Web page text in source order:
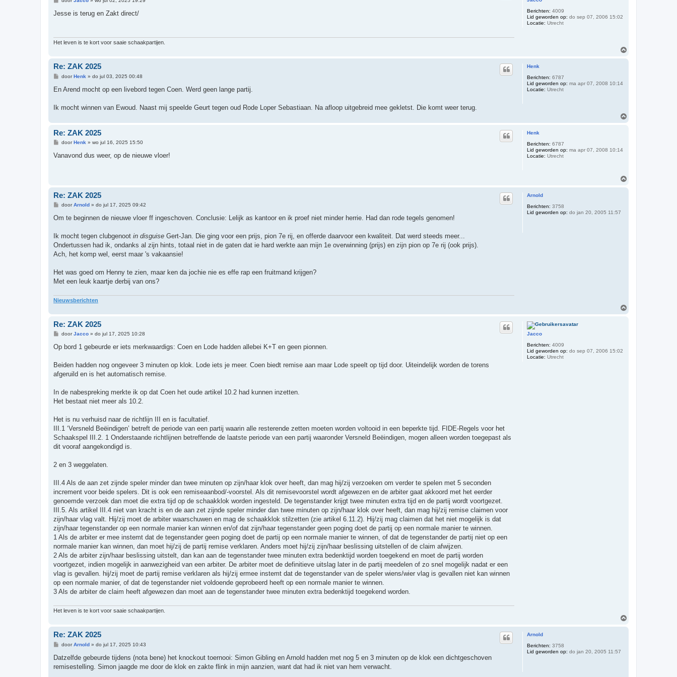
Berichten: 4009
Lid geworden op: do sep 07, 2006 15:02
Locatie: Utrecht
r
Jesse is terug en Zakt direct/
Het leven is te kort voor saaie schaakpartijen.
Henk
Berichten: 6787
Lid geworden op: ma apr 07, 2008 10:14
Locatie: Utrecht
Re: ZAK 2025
B
r
h
doorHenk » do jul 03, 2025 00:48
En Arend mocht op een livebord tegen Coen. Werd geen lange partij.
Ik mocht winnen van Ewoud. Naast mij speelde Geurt tegen oud Rode Loper Sebastiaan. Na afloop uitgebreid mee gekletst. Die komt weer terug.
Henk
Berichten: 6787
Lid geworden op: ma apr 07, 2008 10:14
Locatie: Utrecht
Re: ZAK 2025
B
r
doorHenk» wo jul 16, 2025 15:50
Vanavond dus weer, op de nieuwe vloer!
Arnold
Berichten: 3758
Lid geworden op: do jan 20, 2005 11:57
Re: ZAK 2025
B
r
h
doorArnold» do jul 17, 2025 09:42
Om te beginnen de nieuwe vloer ff ingeschoven. Conclusie: Lelijk as kantoor en ik proef niet minder herrie. Had dan rode tegels genomen!
Ik mocht tegen clubgenoot in disguise Gert-Jan. Die ging voor een prijs, pion 7e rij, en offerde daarvoor een kwaliteit. Dat werd steeds meer...
Ondertussen had ik, ondanks al zijn hints, totaal niet in de gaten dat ie hard werkte aan mijn 1e overwinning (prijs) en zijn pion op 7e rij (ook prijs).
Ach, het komp wel, eerst maar 's vakaansie!
Het was goed om Henny te zien, maar ken da jochie nie es effe rap een fruitmand krijgen?
Met een leuk kaartje derbij van ons?
Nieuwsberichten
Jacco
Berichten: 4009
Lid geworden op: do sep 07, 2006 15:02
Locatie: Utrecht
Re: ZAK 2025
B
r
i
h
doorJacco» do jul 17, 2025 10:28
Op bord 1 gebeurde er iets merkwaardigs: Coen en Lode hadden allebei K+T en geen pionnen.
Beiden hadden nog ongeveer 3 minuten op klok. Lode iets je meer. Coen biedt remise aan maar Lode speelt op tijd door. Uiteindelijk worden de torens
afgeruild en is het automatisch remise.
In de nabespreking merkte ik op dat Coen het oude artikel 10.2 had kunnen inzetten.
Het bestaat niet meer als 10.2.
Het is nu verhuisd naar de richtlijn III en is facultatief.
III.1 ‘Versneld Beëindigen’ betreft de periode van een partij waarin alle resterende zetten moeten worden voltooid in een beperkte tijd. FIDE-Regels voor het
Schaakspel III.2. 1 Onderstaande richtlijnen betreffende de laatste periode van een partij waaronder Versneld Beëindigen, mogen alleen worden toegepast als
dit vooraf aangekondigd is.
2 en 3 weggelaten.
III.4 Als de aan zet zijnde speler minder dan twee minuten op zijn/haar klok over heeft, dan mag hij/zij verzoeken om verder te spelen met 5 seconden
increment voor beide spelers. Dit is ook een remiseaanbod/-voorstel. Als dit remisevoorstel wordt afgewezen en de arbiter gaat akkoord met het eerder
genoemde verzoek dan moet die extra tijd op de schaakklok worden ingesteld. De tegenstander krijgt twee minuten extra tijd en de partij wordt voortgezet.
III.5. Als artikel III.4 niet van kracht is en de aan zet zijnde speler minder dan twee minuten op zijn/haar klok over heeft, dan mag hij/zij remise claimen voor
zijn/haar vlag valt. Hij/zij moet de arbiter waarschuwen en mag de schaakklok stilzetten (zie artikel 6.11.2). Hij/zij mag claimen dat het niet mogelijk is dat
zijn/haar tegenstander op een normale manier kan winnen en/of dat zijn/haar tegenstander geen poging doet de partij op een normale manier te winnen.
1 Als de arbiter er mee instemt dat de tegenstander geen poging doet de partij op een normale manier te winnen, of dat de tegenstander de partij niet op een
normale manier kan winnen, dan moet hij/zij de partij remise verklaren. Anders moet hij/zij zijn/haar beslissing uitstellen of de claim afwijzen.
2 Als de arbiter zijn/haar beslissing uitstelt, dan kan aan de tegenstander twee minuten extra bedenktijd worden toegekend en moet de partij worden
voortgezet, indien mogelijk in aanwezigheid van een arbiter. De arbiter moet de definitieve uitslag later in de partij meedelen of zo snel mogelijk nadat er een
vlag is gevallen. hij/zij moet de partij remise verklaren als hij/zij ermee instemt dat de tegenstander van de speler wiens/wier vlag is gevallen niet kan winnen
op een normale manier, of dat de tegenstander niet voldoende geprobeerd heeft op een normale manier te winnen.
3 Als de arbiter de claim heeft afgewezen dan moet aan de tegenstander twee minuten extra bedenktijd toegekend worden.
Het leven is te kort voor saaie schaakpartijen.
Arnold
Berichten: 3758
Lid geworden op: do jan 20, 2005 11:57
Re: ZAK 2025
B
r
c
doorArnold» do jul 17, 2025 10:43
Datzelfde gebeurde tijdens (nota bene) het knockout toernooi: Simon Gibling en Arnold hadden met nog 5 en 3 minuten op de klok een dichtgeschoven
remisestelling. Simon jaagde me door de klok en zakte flink in mijn aanzien, want dat had ik niet van hem verwacht.